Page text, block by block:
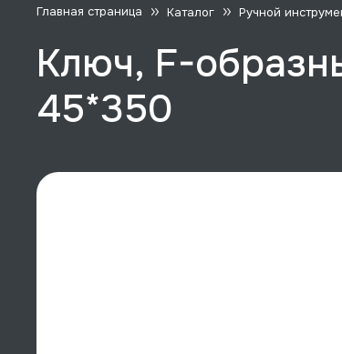
Главная страница Каталог Ручной
Ключ, F-
45*350